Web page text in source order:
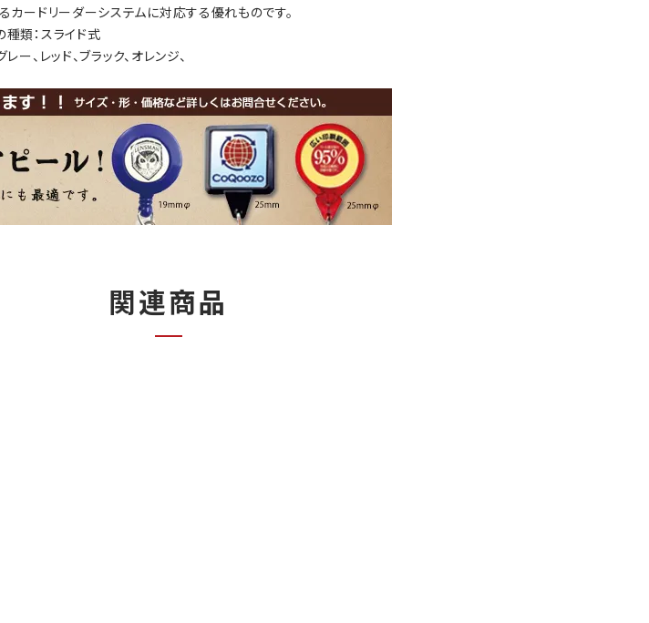
ードリーダーシステムに対応する優れものです。
：スライド式
、レッド、ブラック、オレンジ、
関連商品